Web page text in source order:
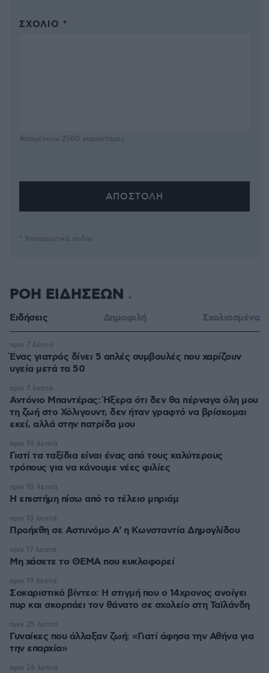
ΣΧΌΛΙΟ *
Απομένουν 2500 χαρακτήρες
* Υποχρεωτικά πεδία
ΡΟΗ ΕΙΔΗΣΕΩΝ
Ειδήσεις Δημοφιλή Σχολιασμένα
Ένας γιατρός δίνει 5 απλές συμβουλές που χαρίζουν
υγεία μετά τα 50
πριν 7 λεπτά
Αντόνιο Μπαντέρας: Ήξερα ότι δεν θα πέρναγα όλη μου
τη ζωή στο Χόλιγουντ, δεν ήταν γραφτό να βρίσκομαι
εκεί, αλλά στην πατρίδα μου
πριν 7 λεπτά
Γιατί τα ταξίδια είναι ένας από τους καλύτερους
τρόπους για να κάνουμε νέες φιλίες
πριν 10 λεπτά
Η επιστήμη πίσω από το τέλειο μπριάμ
πριν 10 λεπτά
Προήχθη σε Αστυνόμο Α' η Κωνσταντία Δημογλίδου
πριν 13 λεπτά
Μη χάσετε το ΘΕΜΑ που κυκλοφορεί
πριν 17 λεπτά
Σοκαριστικό βίντεο: Η στιγμή που ο 14χρονος ανοίγει
πυρ και σκορπάει τον θάνατο σε σχολείο στη Ταϊλάνδη
πριν 19 λεπτά
Γυναίκες που άλλαξαν ζωή: «Γιατί άφησα την Αθήνα για
την επαρχία»
πριν 25 λεπτά
πριν 26 λεπτά